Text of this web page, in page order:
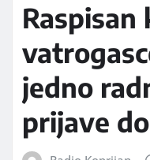
Raspisan
jedno
prijave